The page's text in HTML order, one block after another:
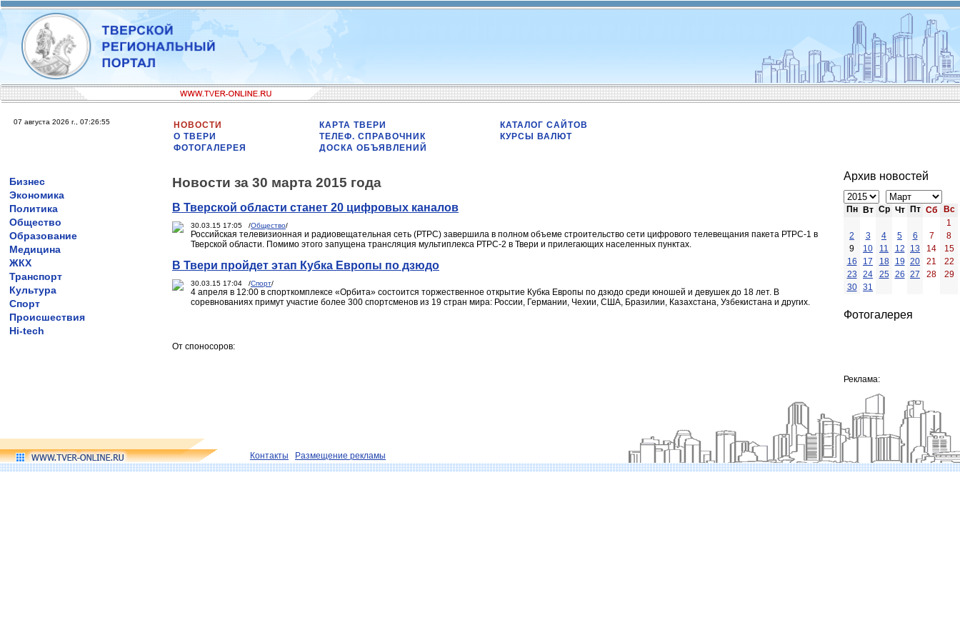
07 августа 2026 г., 07:26:55
НОВОСТИ
О ТВЕРИ
ФОТОГАЛЕРЕЯ
КАРТА ТВЕРИ
ТЕЛЕФ. СПРАВОЧНИК
ДОСКА ОБЪЯВЛЕНИЙ
КАТАЛОГ САЙТОВ
КУРСЫ ВАЛЮТ
Бизнес
Экономика
Политика
Общество
Образование
Медицина
ЖКХ
Транспорт
Культура
Спорт
Происшествия
Hi-tech
Новости за 30 марта 2015 года
В Тверской области станет 20 цифровых каналов
30.03.15 17:05 /Общество/
Российская телевизионная и радиовещательная сеть (РТРС) завершила в полном объеме строительство сети цифрового телевещания пакета РТРС-1 в
Тверской области. Помимо этого запущена трансляция мультиплекса РТРС-2 в Твери и прилегающих населенных пунктах.
В Твери пройдет этап Кубка Европы по дзюдо
30.03.15 17:04 /Спорт/
4 апреля в 12:00 в спорткомплексе «Орбита» состоится торжественное открытие Кубка Европы по дзюдо среди юношей и девушек до 18 лет. В
соревнованиях примут участие более 300 спортсменов из 19 стран мира: России, Германии, Чехии, США, Бразилии, Казахстана, Узбекистана и других.
От споносоров:
Архив новостей
Пн Вт Ср Чт Пт Сб
Вс
1
2
3 4 5 6 7
8
9
10 11 12 13 14
15
16
17 18 19 20 21
22
23
24 25 26 27 28
29
30
31
Фотогалерея
Реклама:
Контакты Размещение рекламы